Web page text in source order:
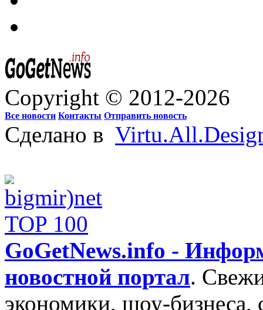
Copyright © 2012-2026
Все новости Контакты Отправить новость
Сделано в
GoGetNews.info -
новостной портал.
экономики, шоу-бизнеса,